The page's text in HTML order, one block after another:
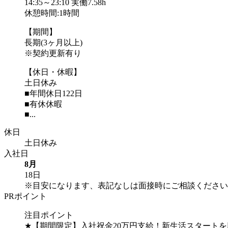
14:35～23:10 実働7.58h
休憩時間:1時間
【期間】
長期(3ヶ月以上)
※契約更新有り
【休日・休暇】
土日休み
■年間休日122日
■有休休暇
■...
休日
土日休み
入社日
8月
18日
※目安になります、表記なしは面接時にご相談ください
PRポイント
注目ポイント
★【期間限定】入社祝金20万円支給！新生活スタート